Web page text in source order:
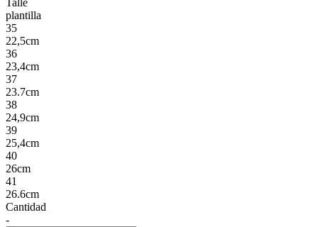
plantilla
35
22,5cm
36
23,4cm
37
23.7cm
38
24,9cm
39
25,4cm
40
26cm
41
26.6cm
Cantidad
-